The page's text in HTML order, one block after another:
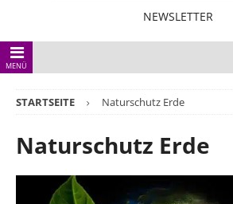
NEWSLETTER
MENÜ
STARTSEITE Naturschutz Erde
Naturschutz Erde